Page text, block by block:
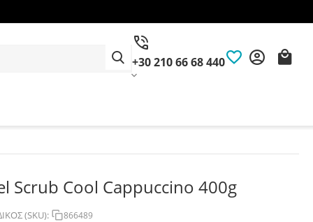
+30 210 66 68 440
Scrub Cool Cappuccino 400g
(SKU): 866489